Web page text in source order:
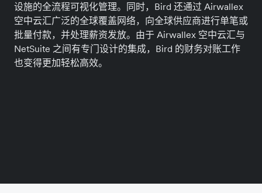
设施的全流程可视化管理。同时，Bird 还通过 Airwallex
空中云汇广泛的全球覆盖网络，向全球供应商进行单笔或
批量付款，并处理薪资发放。由于 Airwallex 空中云汇与
NetSuite 之间有专门设计的集成，Bird 的财务对账工作
也变得更加轻松高效。